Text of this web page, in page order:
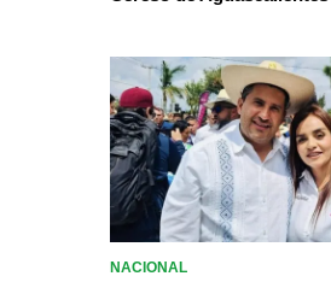
NACIONAL